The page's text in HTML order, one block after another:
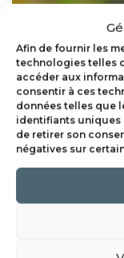
Afin de fournir les
technologies telles
accéder aux
consentir à ces
données telles que
identifiants uniques
de retirer son
négatives sur
septembre 21,
Prendre
Guide de
pour mieux
dynamique